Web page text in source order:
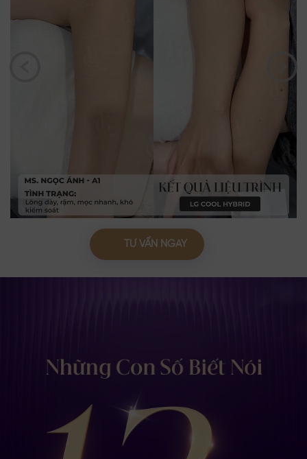
TƯ VẤN NGAY